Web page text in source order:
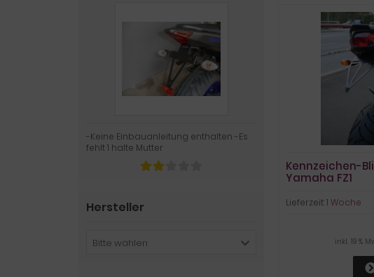
Kennzeichen-
Yamaha FZ1
Lieferzeit:1 Woche
inkl. 19 %
-Keine Einbauanleitung enthalten -Es
fehlt 1 halte Mutter
Hersteller
Bitte wählen